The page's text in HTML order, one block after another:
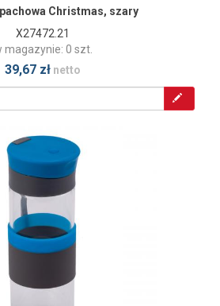
Christmas, szary
X27472.21
magazynie: 0 szt.
39,67 zł netto